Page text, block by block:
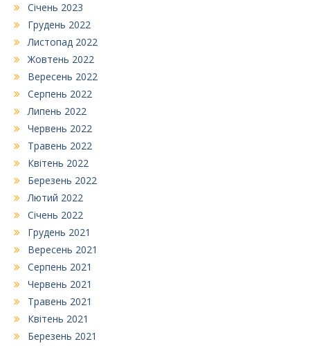
Січень 2023
Грудень 2022
Листопад 2022
Жовтень 2022
Вересень 2022
Серпень 2022
Липень 2022
Червень 2022
Травень 2022
Квітень 2022
Березень 2022
Лютий 2022
Січень 2022
Грудень 2021
Вересень 2021
Серпень 2021
Червень 2021
Травень 2021
Квітень 2021
Березень 2021